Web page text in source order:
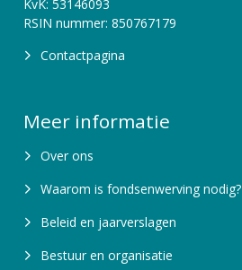
KvK: 53146093
RSIN nummer: 850767179
Contactpagina
Meer informatie
Over ons
Waarom is fondsenwerving nodig?
Beleid en jaarverslagen
Bestuur en organisatie